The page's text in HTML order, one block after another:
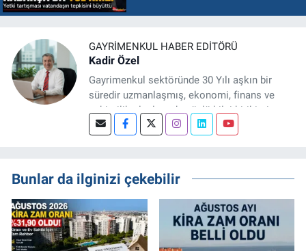
GAYRIMENKUL HABER EDITÖRÜ
Kadir Özel
Gayrimenkul sektöründe 30 Yılı aşkın bir
süredir uzmanlaşmış, ekonomi, finans ve
şehircilik alanlarında güçlü bilgi birikimine
sahip, dijital medya odaklı deneyimli bir
projeleri üzerine haber, analiz ve özel
dosyalar hazırlama konusunda yetkinim.
Bunlar da ilginizi çekebilir